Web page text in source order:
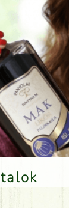
Italok